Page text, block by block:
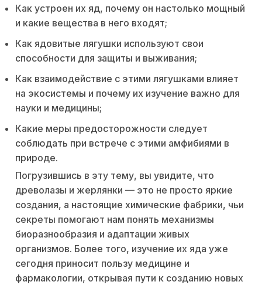
Как устроен их яд, почему он настолько мощный
и какие вещества в него входят;
Как ядовитые лягушки используют свои
способности для защиты и выживания;
Как взаимодействие с этими лягушками влияет
на экосистемы и почему их изучение важно для
науки и медицины;
Какие меры предосторожности следует
соблюдать при встрече с этими амфибиями в
природе.
Погрузившись в эту тему, вы увидите, что
древолазы и жерлянки — это не просто яркие
создания, а настоящие химические фабрики, чьи
секреты помогают нам понять механизмы
биоразнообразия и адаптации живых
организмов. Более того, изучение их яда уже
сегодня приносит пользу медицине и
фармакологии, открывая пути к созданию новых